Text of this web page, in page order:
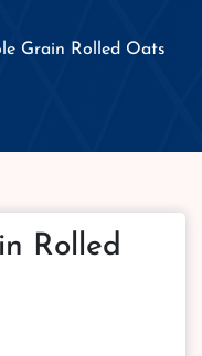
Grain Rolled Oats
Rolled